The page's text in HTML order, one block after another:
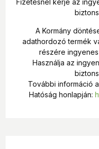
Hajtsd ki, mutasd meg
videokamera-stílusú
kettős
fotóautomataként a
módjával.
Könnyedén
fényképet
A Kormány
adathordozó termék
részére
Használja az
További információ
Hatóság honlapján: